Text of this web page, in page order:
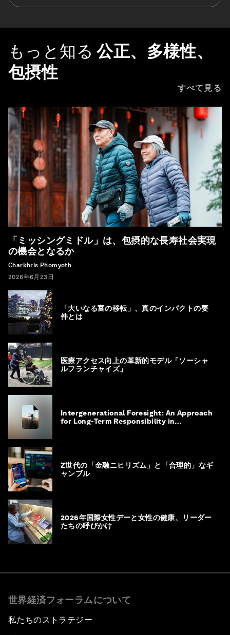
もっと知る 公正、多様性、
包摂性
すべて見る
「ミッシングミドル」は、包摂的な長寿社会実現
の機会となるか
Charkhris Phomyoth
2026年6月23日
「大いなる富の移転」、真のインパクトの要
件とは
医療アクセス向上の革新的モデル「ソーシャ
ルフランチャイズ」
Intergenerational Foresight: An Approach
for Long-Term Responsibility in
Z世代の「金融ニヒリズム」と「合理的」なギ
ャンブル
2026年国際女性デーと女性の健康、リーダー
たちの呼びかけ
世界経済フォーラムについて
私たちのストラテジー